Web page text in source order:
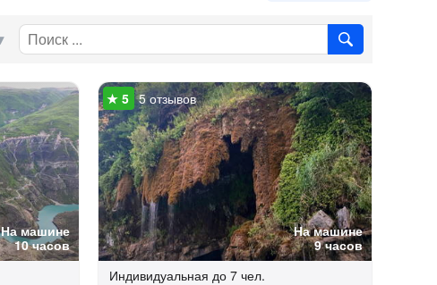
На машине
10 часов
На машине
9 часов
5 отзывов
Индивидуальная до 7 чел.